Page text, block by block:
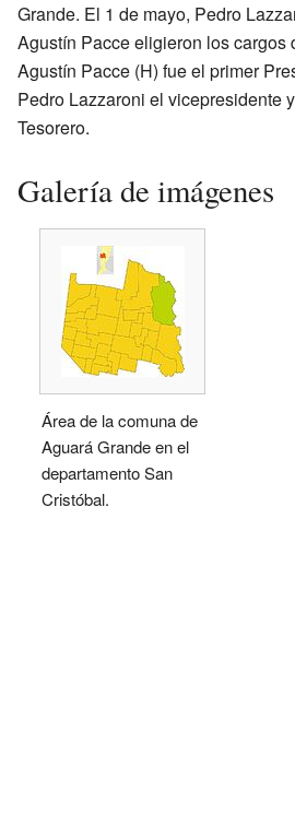
Grande. El 1 de mayo, Pedro
Agustín Pacce eligieron los cargos
Agustín Pacce (H) fue el primer
Pedro Lazzaroni el vicepresidente
Tesorero.
Galería de imágenes
Área de la comuna de
Aguará Grande en el
departamento San
Cristóbal.